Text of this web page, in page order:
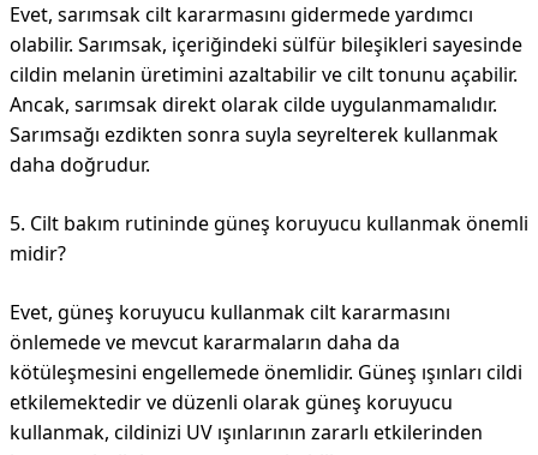
Evet, sarımsak cilt kararmasını gidermede yardımcı
olabilir. Sarımsak, içeriğindeki sülfür bileşikleri sayesinde
cildin melanin üretimini azaltabilir ve cilt tonunu açabilir.
Ancak, sarımsak direkt olarak cilde uygulanmamalıdır.
Sarımsağı ezdikten sonra suyla seyrelterek kullanmak
daha doğrudur.
5. Cilt bakım rutininde güneş koruyucu kullanmak önemli
midir?
Evet, güneş koruyucu kullanmak cilt kararmasını
önlemede ve mevcut kararmaların daha da
kötüleşmesini engellemede önemlidir. Güneş ışınları cildi
etkilemektedir ve düzenli olarak güneş koruyucu
kullanmak, cildinizi UV ışınlarının zararlı etkilerinden